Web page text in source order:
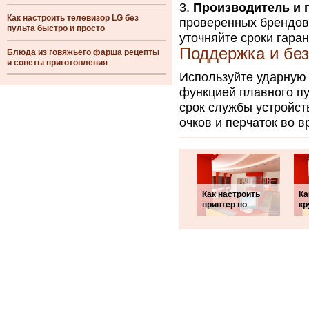
Как настроить телевизор LG без
пульта быстро и просто
Блюда из говяжьего фарша рецепты
и советы приготовления
Производитель и
проверенных
уточняйте сроки
Поддержка и
Используйте
функцией плавного
срок службы
очков и перчаток во
Как настроить
принтер по